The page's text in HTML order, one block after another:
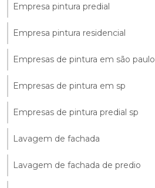
Empresa pintura predial
Empresa pintura residencial
Empresas de pintura em são paulo
Empresas de pintura em sp
Empresas de pintura predial sp
Lavagem de fachada
Lavagem de fachada de predio